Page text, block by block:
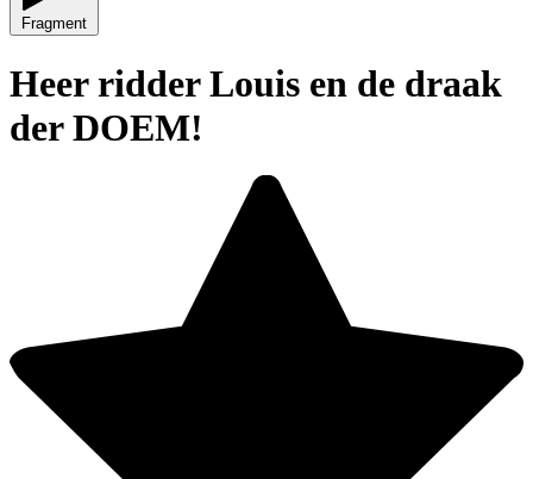
Fragment
Heer ridder Louis en de draak
der DOEM!